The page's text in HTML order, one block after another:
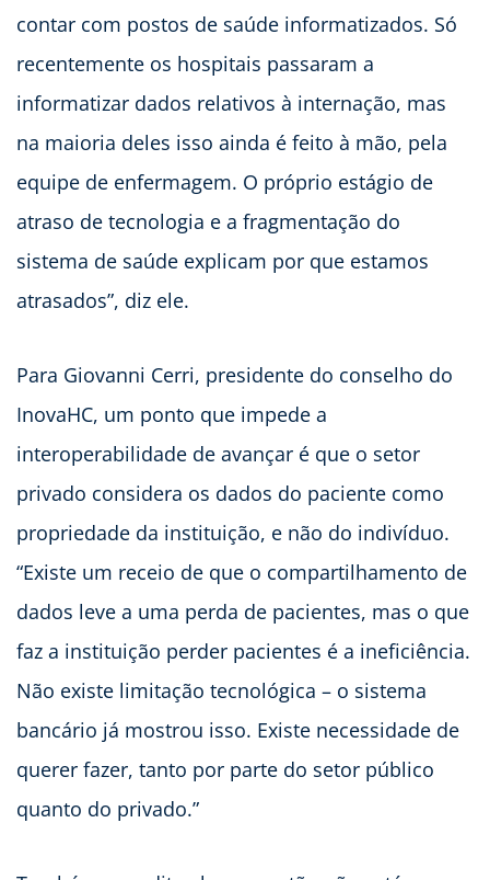
contar com postos de saúde informatizados. Só
recentemente os hospitais passaram a
informatizar dados relativos à internação, mas
na maioria deles isso ainda é feito à mão, pela
equipe de enfermagem. O próprio estágio de
atraso de tecnologia e a fragmentação do
sistema de saúde explicam por que estamos
atrasados”, diz ele.
Para Giovanni Cerri, presidente do conselho do
InovaHC, um ponto que impede a
interoperabilidade de avançar é que o setor
privado considera os dados do paciente como
propriedade da instituição, e não do indivíduo.
“Existe um receio de que o compartilhamento de
dados leve a uma perda de pacientes, mas o que
faz a instituição perder pacientes é a ineficiência.
Não existe limitação tecnológica – o sistema
bancário já mostrou isso. Existe necessidade de
querer fazer, tanto por parte do setor público
quanto do privado.”